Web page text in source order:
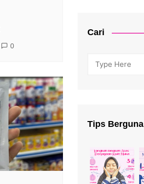
0
Cari
Tips Berguna